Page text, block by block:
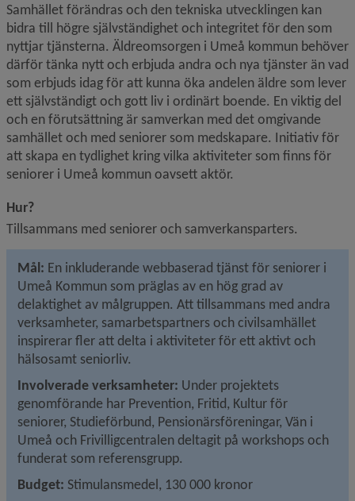
Samhället förändras och den tekniska utvecklingen kan
bidra till högre självständighet och integritet för den som
nyttjar tjänsterna. Äldreomsorgen i Umeå kommun behöver
därför tänka nytt och erbjuda andra och nya tjänster än vad
som erbjuds idag för att kunna öka andelen äldre som lever
ett självständigt och gott liv i ordinärt boende. En viktig del
och en förutsättning är samverkan med det omgivande
samhället och med seniorer som medskapare. Initiativ för
att skapa en tydlighet kring vilka aktiviteter som finns för
seniorer i Umeå kommun oavsett aktör.
Hur?
Tillsammans med seniorer och samverkansparters.
Mål: En inkluderande webbaserad tjänst för seniorer i
Umeå Kommun som präglas av en hög grad av
delaktighet av målgruppen. Att tillsammans med andra
verksamheter, samarbetspartners och civilsamhället
inspirerar fler att delta i aktiviteter för ett aktivt och
hälsosamt seniorliv.
Involverade verksamheter: Under projektets
genomförande har Prevention, Fritid, Kultur för
seniorer, Studieförbund, Pensionärsföreningar, Vän i
Umeå och Frivilligcentralen deltagit på workshops och
funderat som referensgrupp.
Budget: Stimulansmedel, 130 000 kronor